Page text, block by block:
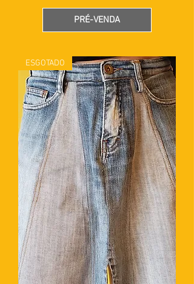
PRÉ-VENDA
ESGOTADO